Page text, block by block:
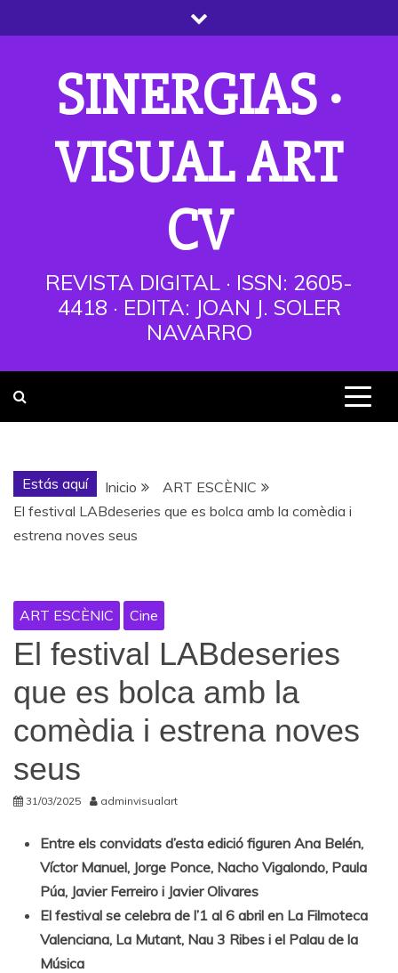
al
SINERGIAS ·
VISUAL ART
CV
REVISTA DIGITAL · ISSN: 2605-
4418 · EDITA: JOAN J. SOLER
NAVARRO
Estás aquí Inicio
ART ESCÈNIC
El festival LABdeseries que es bolca amb la comèdia i
estrena noves seus
ART ESCÈNIC Cine
El festival LABdeseries
que es bolca amb la
comèdia i estrena noves
seus
31/03/2025 adminvisualart
Entre els convidats d’esta edició figuren Ana Belén,
Víctor Manuel, Jorge Ponce, Nacho Vigalondo, Paula
Púa, Javier Ferreiro i Javier Olivares
El festival se celebra de l’1 al 6 abril en La Filmoteca
Valenciana, La Mutant, Nau 3 Ribes i el Palau de la
Música